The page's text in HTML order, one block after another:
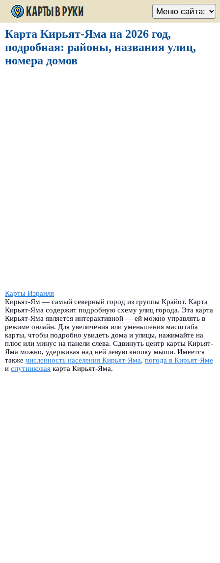
Карта Кирьят-Яма на 2026 год,
подробная: районы, названия улиц,
номера домов
Карты Израиля
Кирьят-Ям — самый северный город из группы Крайот. Карта
Кирьят-Яма содержит подробную схему улиц города. Эта карта
Кирьят-Яма является интерактивной — ей можно управлять в
режиме онлайн. Для увеличения или уменьшения масштаба
карты, чтобы подробно увидеть дома и улицы, нажимайте на
плюс или минус на панели слева. Сдвинуть центр карты Кирьят-
Яма можно, удерживая над ней левую кнопку мыши. Имеется
также численность населения Кирьят-Яма, погода в Кирьят-Яме
и спутниковая карта Кирьят-Яма.